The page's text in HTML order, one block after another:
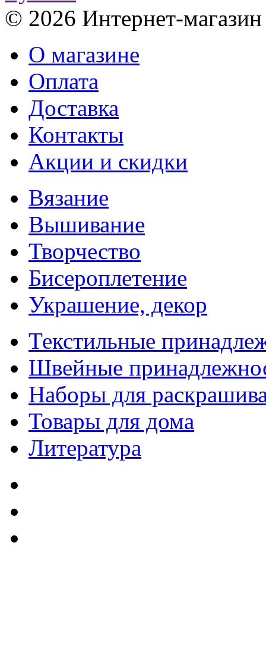
© 2026 Интернет-
О магазине
Оплата
Доставка
Контакты
Акции и скидки
Вязание
Вышивание
Творчество
Бисероплетение
Украшение, декор
Текстильные
Швейные
Наборы для
Товары для дома
Литература